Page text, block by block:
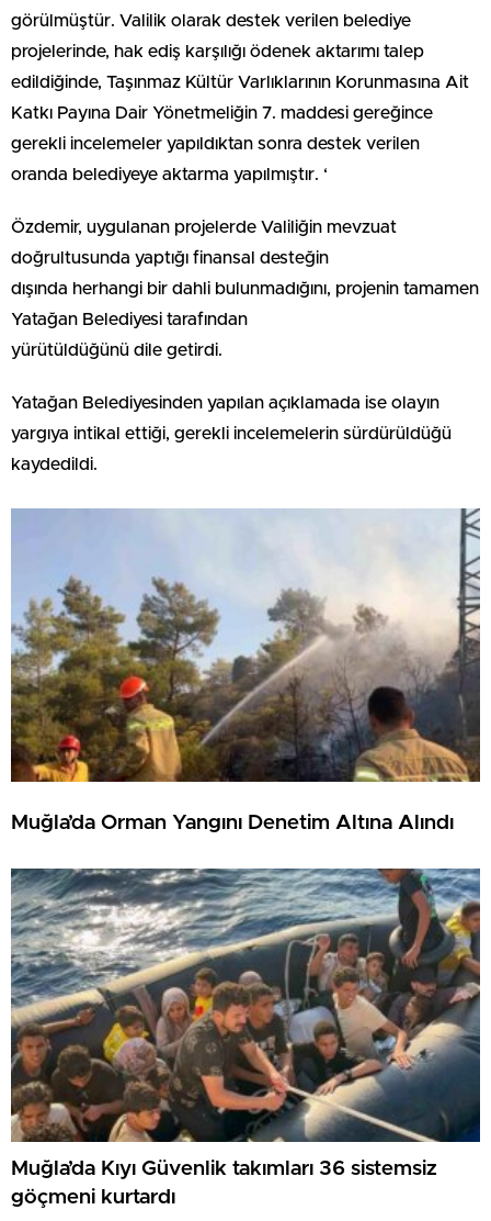
görülmüştür. Valilik olarak destek verilen belediye
projelerinde, hak ediş karşılığı ödenek aktarımı talep
edildiğinde, Taşınmaz Kültür Varlıklarının Korunmasına Ait
Katkı Payına Dair Yönetmeliğin 7. maddesi gereğince
gerekli incelemeler yapıldıktan sonra destek verilen
oranda belediyeye aktarma yapılmıştır. ‘
Özdemir, uygulanan projelerde Valiliğin mevzuat
doğrultusunda yaptığı finansal desteğin
dışında herhangi bir dahli bulunmadığını, projenin tamamen
Yatağan Belediyesi tarafından
yürütüldüğünü dile getirdi.
Yatağan Belediyesinden yapılan açıklamada ise olayın
yargıya intikal ettiği, gerekli incelemelerin sürdürüldüğü
kaydedildi.
Muğla’da Orman Yangını Denetim Altına Alındı
Muğla’da Kıyı Güvenlik takımları 36 sistemsiz
göçmeni kurtardı